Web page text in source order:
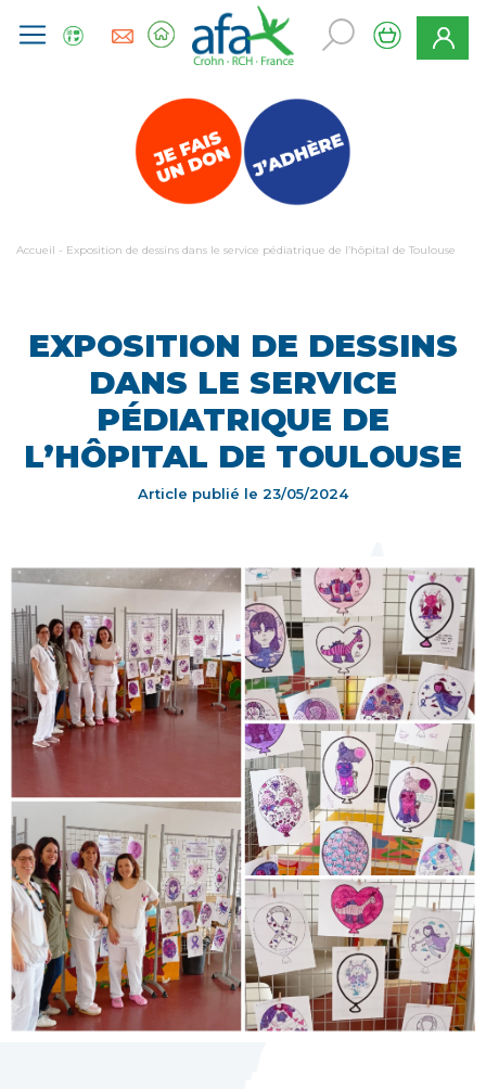
Accueil - Exposition de dessins dans le service pédiatrique de l’hôpital de Toulouse
EXPOSITION DE DESSINS
DANS LE SERVICE
PÉDIATRIQUE DE
L’HÔPITAL DE TOULOUSE
Article publié le 23/05/2024